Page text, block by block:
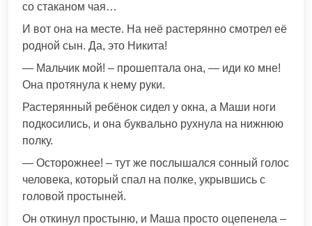
со стаканом чая…
И вот она на месте. На неё растерянно смотрел её
родной сын. Да, это Никита!
— Мальчик мой! – прошептала она, — иди ко мне!
Она протянула к нему руки.
Растерянный ребёнок сидел у окна, а Маши ноги
подкосились, и она буквально рухнула на нижнюю
полку.
— Осторожнее! – тут же послышался сонный голос
человека, который спал на полке, укрывшись с
головой простыней.
Он откинул простыню, и Маша просто оцепенела –